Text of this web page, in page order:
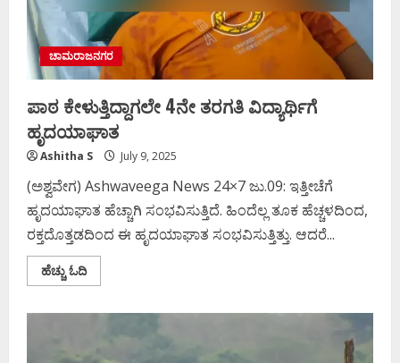
ಚಾಮರಾಜನಗರ
ಪಾಠ ಕೇಳುತ್ತಿದ್ದಾಗಲೇ 4ನೇ ತರಗತಿ ವಿದ್ಯಾರ್ಥಿಗೆ
ಹೃದಯಾಘಾತ
Ashitha S July 9, 2025
(ಅಶ್ವವೇಗ) Ashwaveega News 24×7 ಜು.09: ಇತ್ತೀಚೆಗೆ
ಹೃದಯಾಘಾತ ಹೆಚ್ಚಾಗಿ ಸಂಭವಿಸುತ್ತಿದೆ. ಹಿಂದೆಲ್ಲ ತೂಕ ಹೆಚ್ಚಳದಿಂದ,
ರಕ್ತದೊತ್ತಡದಿಂದ ಈ ಹೃದಯಾಘಾತ ಸಂಭವಿಸುತ್ತಿತ್ತು. ಆದರೆ...
ಹೆಚ್ಚು ಓದಿRead
more
ವಿದ್ಯಾರ್ಥಿಗೆ